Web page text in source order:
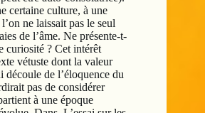
certaine culture, à une
ne laissait pas le seul
de l’âme. Ne présente-t-
curiosité ? Cet intérêt
vétuste dont la valeur
découle de l’éloquence du
pas de considérer
à une époque